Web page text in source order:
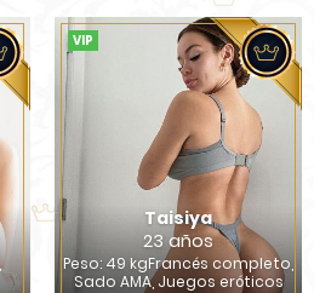
VIP
Taisiya
23 años
Peso: 49 kgFrancés completo,
Sado AMA, Juegos eróticos